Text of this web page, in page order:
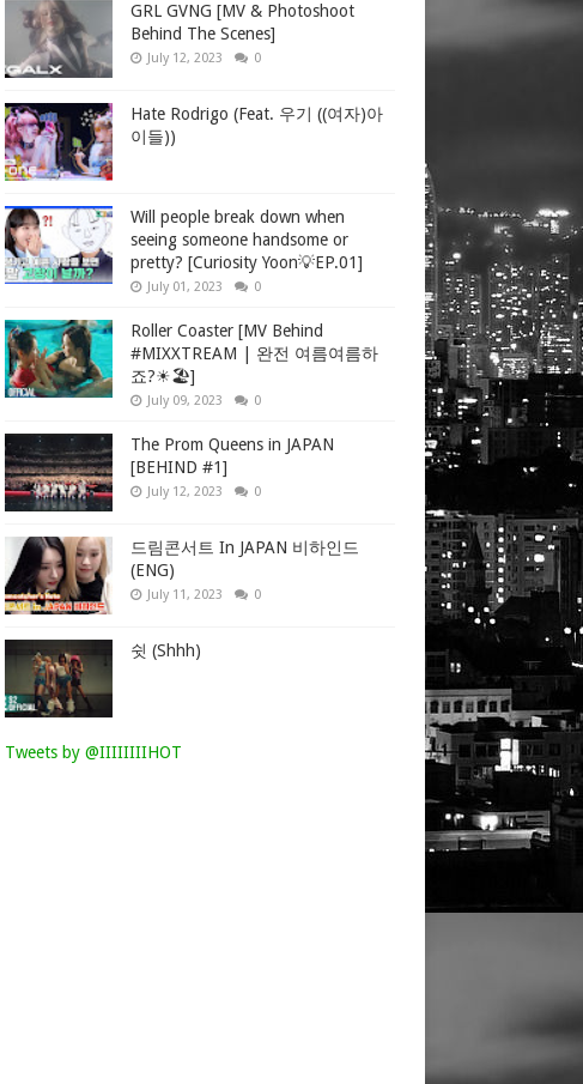
GRL GVNG [MV & Photoshoot
Behind The Scenes]
July 12, 2023 0
Hate Rodrigo (Feat. 우기 ((여자)아
이들))
Will people break down when
seeing someone handsome or
pretty? [Curiosity Yoon💡EP.01]
July 01, 2023 0
Roller Coaster [MV Behind
#MIXXTREAM | 완전 여름여름하
죠?☀🏖]
July 09, 2023 0
The Prom Queens in JAPAN
[BEHIND #1]
July 12, 2023 0
드림콘서트 In JAPAN 비하인드
(ENG)
July 11, 2023 0
쉿 (Shhh)
Tweets by @IIIIIIIIHOT